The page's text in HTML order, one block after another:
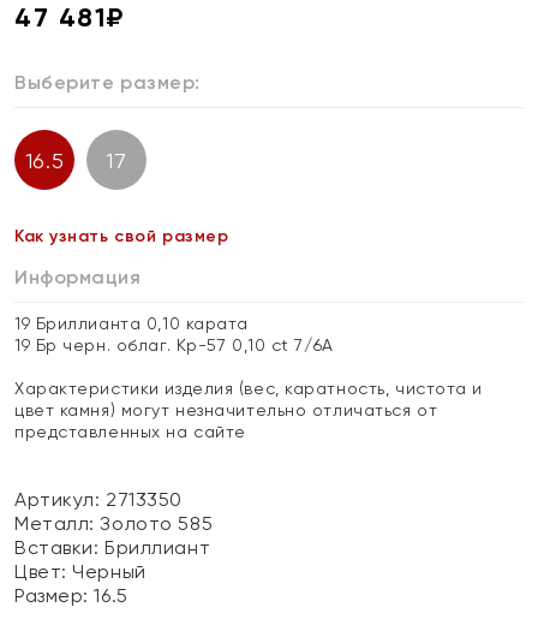
47 481₽
Выберите размер:
16.5 17
Как узнать свой размер
Информация
19 Бриллианта 0,10 карата
19 Бр черн. облаг. Кр-57 0,10 ct 7/6А
Характеристики изделия (вес, каратность, чистота и
цвет камня) могут незначительно отличаться от
представленных на сайте
Артикул: 2713350
Металл:Золото 585
Вставки:Бриллиант
Цвет:Черный
Размер:16.5